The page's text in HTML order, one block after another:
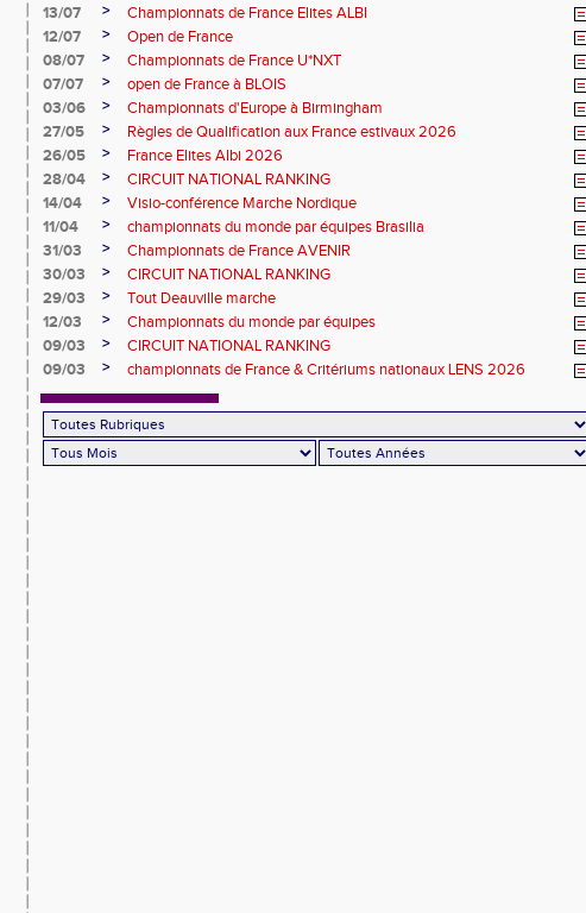
13/07
>
Championnats de France Elites ALBI
12/07
>
Open de France
08/07
>
Championnats de France U*NXT
07/07
>
open de France à BLOIS
03/06
>
Championnats d'Europe à Birmingham
27/05
>
Règles de Qualification aux France estivaux 2026
26/05
>
France Elites Albi 2026
28/04
>
CIRCUIT NATIONAL RANKING
14/04
>
Visio-conférence Marche Nordique
11/04
>
championnats du monde par équipes Brasilia
31/03
>
Championnats de France AVENIR
30/03
>
CIRCUIT NATIONAL RANKING
29/03
>
Tout Deauville marche
12/03
>
Championnats du monde par équipes
09/03
>
CIRCUIT NATIONAL RANKING
09/03
> championnats de France & Critériums nationaux LENS 2026